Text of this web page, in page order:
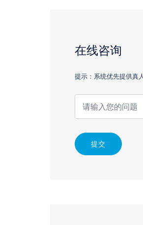
在线咨询
提示：系统优先提供真
提交